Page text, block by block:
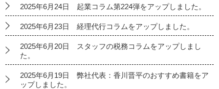
2025年6月24日 起業コラム第224弾をアップしました。
2025年6月23日 経理代行コラムをアップしました。
2025年6月20日 スタッフの税務コラムをアップしまし
た。
2025年6月19日 弊社代表：香川晋平のおすすめ書籍をア
ップしました。